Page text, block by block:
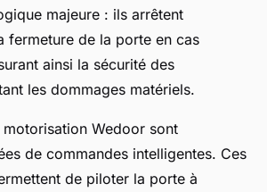
majeure : ils arrêtent
fermeture de la porte en cas
ainsi la sécurité des
les dommages matériels.
Wedoor sont
de commandes intelligentes. Ces
de piloter la porte à